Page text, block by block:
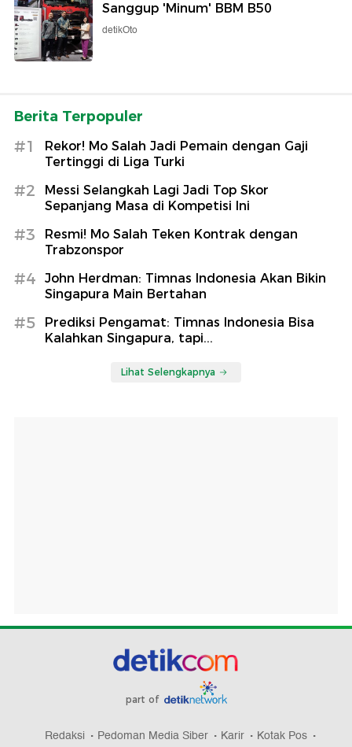
Sanggup 'Minum' BBM B50
detikOto
Berita Terpopuler
#1
Rekor! Mo Salah Jadi Pemain dengan Gaji
Tertinggi di Liga Turki
#2
Messi Selangkah Lagi Jadi Top Skor
Sepanjang Masa di Kompetisi Ini
#3
Resmi! Mo Salah Teken Kontrak dengan
Trabzonspor
#4
John Herdman: Timnas Indonesia Akan Bikin
Singapura Main Bertahan
#5
Prediksi Pengamat: Timnas Indonesia Bisa
Kalahkan Singapura, tapi...
Lihat Selengkapnya
part of
Redaksi Pedoman Media Siber Karir Kotak Pos